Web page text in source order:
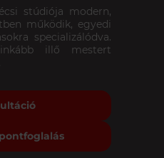
stúdiója modern,
működik, egyedi
specializálódva.
illő mestert